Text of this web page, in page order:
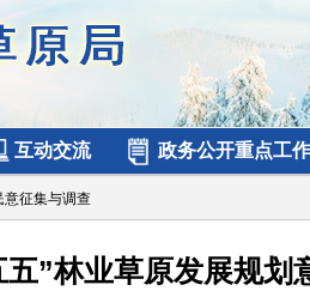
互动交流 政务公开重点工作
意征集与调查
”林业草原发展规划